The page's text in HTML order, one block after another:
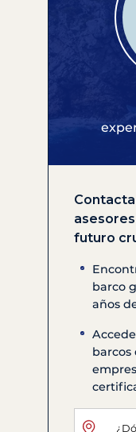
futuro
barco
años
barcos